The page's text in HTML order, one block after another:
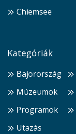
Chiemsee
Kategóriák
Bajorország
Múzeumok
Programok
Utazás